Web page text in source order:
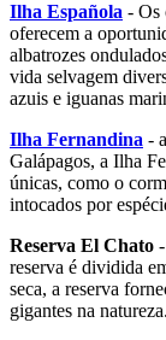
Ilha Española - Os
oferecem a
albatrozes
vida selvagem
azuis e iguanas
Ilha Fernandina -
Galápagos, a Ilha
únicas, como o
intocados por
Reserva El Chato
reserva é dividida
seca, a reserva
gigantes na natureza.